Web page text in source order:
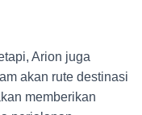
Arion juga
akan rute destinasi
memberikan